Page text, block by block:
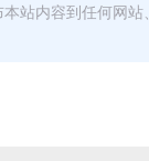
站内容到任何网